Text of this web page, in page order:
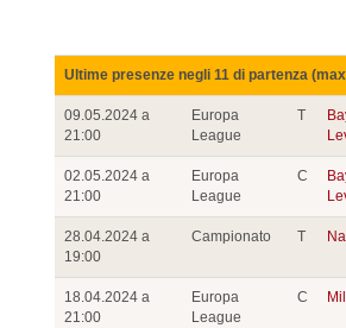
Ultime presenze negli 11 di partenza
09.05.2024 a
21:00
Europa
League
T
02.05.2024 a
21:00
Europa
League
C
28.04.2024 a
19:00
Campionato T
18.04.2024 a
21:00
Europa
League
C